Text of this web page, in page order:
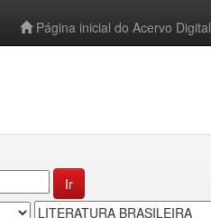
Página inicial do Acervo Digital